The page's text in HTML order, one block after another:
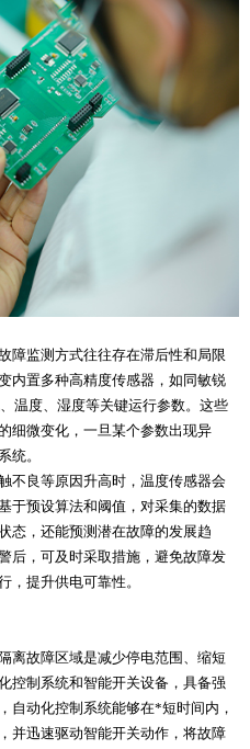
障监测方式往往存在滞后性和局限
内置多种高精度传感器，如同敏锐
温度、湿度等关键运行参数。这些
细微变化，一旦某个参数出现异
统。
不良等原因升高时，温度传感器会
于预设算法和阈值，对采集的数据
态，还能预测潜在故障的发展趋
后，可及时采取措施，避免故障发
，提升供电可靠性。
离故障区域是减少停电范围、缩短
控制系统和智能开关设备，具备强
自动化控制系统能够在*短时间内，
并迅速驱动智能开关动作，将故障